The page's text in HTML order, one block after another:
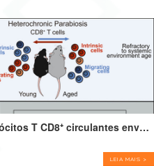
Imunidade e cognição: como linfócitos T CD8⁺ circulantes envelhecidos podem impulsionar o declínio cognitivo
LEIA MAIS >